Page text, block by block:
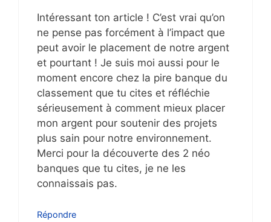
Intéressant ton article ! C’est vrai qu’on
ne pense pas forcément à l’impact que
peut avoir le placement de notre argent
et pourtant ! Je suis moi aussi pour le
moment encore chez la pire banque du
classement que tu cites et réfléchie
sérieusement à comment mieux placer
mon argent pour soutenir des projets
plus sain pour notre environnement.
Merci pour la découverte des 2 néo
banques que tu cites, je ne les
connaissais pas.
Répondre